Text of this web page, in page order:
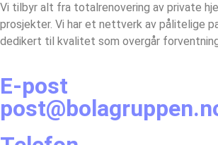
Vi tilbyr alt fra totalrenovering av private
prosjekter. Vi har et nettverk av pålitelige
dedikert til kvalitet som overgår
E-post